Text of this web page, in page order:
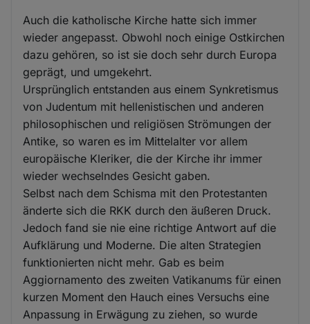
Auch die katholische Kirche hatte sich immer
wieder angepasst. Obwohl noch einige Ostkirchen
dazu gehören, so ist sie doch sehr durch Europa
geprägt, und umgekehrt.
Ursprünglich entstanden aus einem Synkretismus
von Judentum mit hellenistischen und anderen
philosophischen und religiösen Strömungen der
Antike, so waren es im Mittelalter vor allem
europäische Kleriker, die der Kirche ihr immer
wieder wechselndes Gesicht gaben.
Selbst nach dem Schisma mit den Protestanten
änderte sich die RKK durch den äußeren Druck.
Jedoch fand sie nie eine richtige Antwort auf die
Aufklärung und Moderne. Die alten Strategien
funktionierten nicht mehr. Gab es beim
Aggiornamento des zweiten Vatikanums für einen
kurzen Moment den Hauch eines Versuchs eine
Anpassung in Erwägung zu ziehen, so wurde